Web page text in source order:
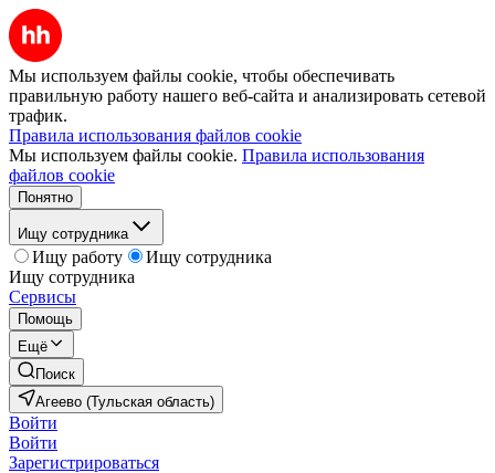
Мы используем файлы cookie, чтобы обеспечивать
правильную работу нашего веб-сайта и анализировать сетевой
трафик.
Правила использования файлов cookie
Мы используем файлы cookie. Правила использования
файлов cookie
Понятно
Ищу сотрудника
Ищу работу
Ищу сотрудника
Ищу сотрудника
Сервисы
Помощь
Ещё
Поиск
Агеево (Тульская область)
Войти
Войти
Зарегистрироваться